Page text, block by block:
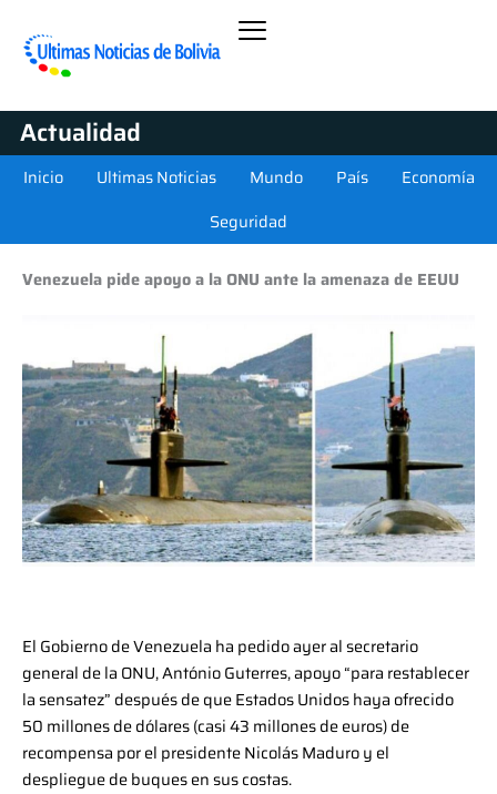
Actualidad
Inicio Ultimas Noticias Mundo País
Economía
Seguridad
Venezuela pide apoyo a la ONU ante la amenaza de EEUU
El Gobierno de Venezuela ha pedido ayer al secretario
general de la ONU, António Guterres, apoyo “para restablecer
la sensatez” después de que Estados Unidos haya ofrecido
50 millones de dólares (casi 43 millones de euros) de
recompensa por el presidente Nicolás Maduro y el
despliegue de buques en sus costas.